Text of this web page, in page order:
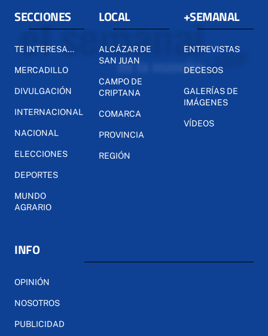
SECCIONES
TE INTERESA...
MERCADILLO
DIVULGACIÓN
INTERNACIONAL
NACIONAL
ELECCIONES
DEPORTES
MUNDO
AGRARIO
LOCAL
ALCÁZAR DE
SAN JUAN
CAMPO DE
CRIPTANA
COMARCA
PROVINCIA
REGIÓN
+SEMANAL
ENTREVISTAS
DECESOS
GALERÍAS DE
IMÁGENES
VÍDEOS
INFO
OPINIÓN
NOSOTROS
PUBLICIDAD